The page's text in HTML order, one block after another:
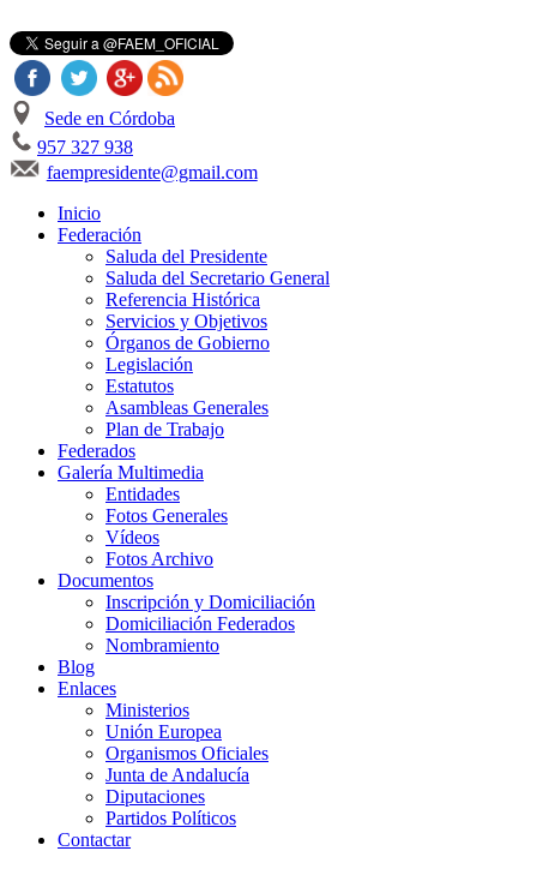
Sede en Córdoba
957 327 938
faempresidente@gmail.com
Inicio
Federación
Saluda del Presidente
Saluda del Secretario General
Referencia Histórica
Servicios y Objetivos
Órganos de Gobierno
Legislación
Estatutos
Asambleas Generales
Plan de Trabajo
Federados
Galería Multimedia
Entidades
Fotos Generales
Vídeos
Fotos Archivo
Documentos
Inscripción y Domiciliación
Domiciliación Federados
Nombramiento
Blog
Enlaces
Ministerios
Unión Europea
Organismos Oficiales
Junta de Andalucía
Diputaciones
Partidos Políticos
Contactar